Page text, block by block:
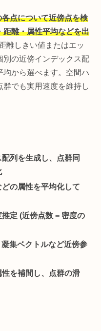
点について近傍点を検
距離・属性平均などを出
離しきい値またはエッ
別の近傍インデックス配
から選べます。空間ハ
群でも実用速度を維持し
列を生成し、点群同
の属性を平均化して
定 (近傍点数 = 密度の
集ベクトルなど近傍参
を補間し、点群の滑